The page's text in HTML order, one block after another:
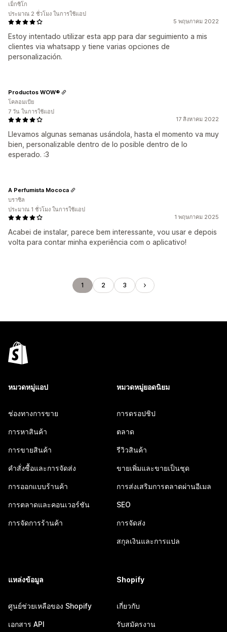
5 พฤษภาคม 2022
Estoy intentado utilizar esta app para dar seguimiento a mis
clientes via whatsapp y tiene varias opciones de
personalización.
เม็กซิโก
ประมาณ 2 ชั่วโมง ในการใช้แอป
17 สิงหาคม 2022
Llevamos algunas semanas usándola, hasta el momento va muy
bien, personalizable dentro de lo posible dentro de lo
esperado. :3
Productos WOW®
โคลอมเบีย
7 วัน ในการใช้แอป
1 พฤษภาคม 2025
Acabei de instalar, parece bem interessante, vou usar e depois
volta para contar minha experiência com o aplicativo!
A Perfumista Mococa
บราซิล
ประมาณ 1 ชั่วโมง ในการใช้แอป
1 2 3
หมวดหมู่แอป
ช่องทางการขาย
การหาสินค้า
การขายสินค้า
คำสั่งซื้อและการจัดส่ง
การออกแบบร้านค้า
การตลาดและคอนเวอร์ชัน
การจัดการร้านค้า
หมวดหมู่ยอดนิยม
การดรอปชิป
ตลาด
รีวิวสินค้า
ขายเพิ่มและขายเป็นชุด
การส่งเสริมการตลาดผ่านอีเมล
SEO
การจัดส่ง
สกุลเงินและการแปล
แหล่งข้อมูล
ศูนย์ช่วยเหลือของ Shopify
เอกสาร API
Shopify
เกี่ยวกับ
รับสมัครงาน